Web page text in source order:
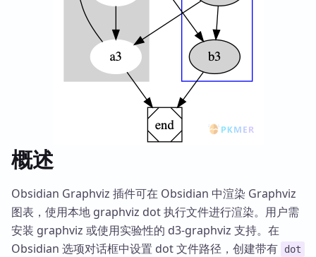
概述
Obsidian Graphviz 插件可在 Obsidian 中渲染 Graphviz
图表，使用本地 graphviz dot 执行文件进行渲染。用户需
安装 graphviz 或使用实验性的 d3-graphviz 支持。在
Obsidian 选项对话框中设置 dot 文件路径，创建带有
dot